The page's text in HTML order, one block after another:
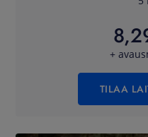
+
TILAA